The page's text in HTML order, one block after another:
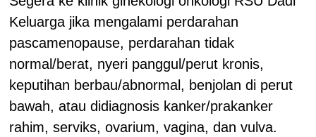
Keluarga jika mengalami perdarahan
pascamenopause, perdarahan tidak
normal/berat, nyeri panggul/perut kronis,
keputihan berbau/abnormal, benjolan di perut
bawah, atau didiagnosis kanker/prakanker
rahim, serviks, ovarium, vagina, dan vulva.